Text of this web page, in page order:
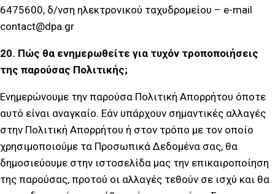
6475600, δ/νση ηλεκτρονικού ταχυδρομείου – e-mail
contact@dpa.gr
20. Πώς θα ενημερωθείτε για τυχόν τροποποιήσεις
της παρούσας Πολιτικής;
Ενημερώνουμε την παρούσα Πολιτική Απορρήτου όποτε
αυτό είναι αναγκαίο. Εάν υπάρχουν σημαντικές αλλαγές
στην Πολιτική Απορρήτου ή στον τρόπο με τον οποίο
χρησιμοποιούμε τα Προσωπικά Δεδομένα σας, θα
δημοσιεύουμε στην ιστοσελίδα μας την επικαιροποίηση
της παρούσας, προτού οι αλλαγές τεθούν σε ισχύ και θα